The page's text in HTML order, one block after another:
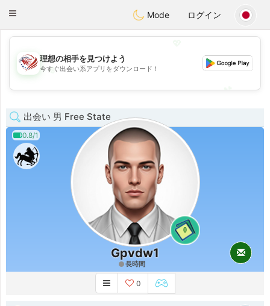
StatesDating
Toggle
Mode ログイン
💖
💕
理想の相手を見つけよう
今すぐ出会い系アプリをダウンロード！
出会い 男 Free State
0.8/1
0
Gpvdw1
長時間
0